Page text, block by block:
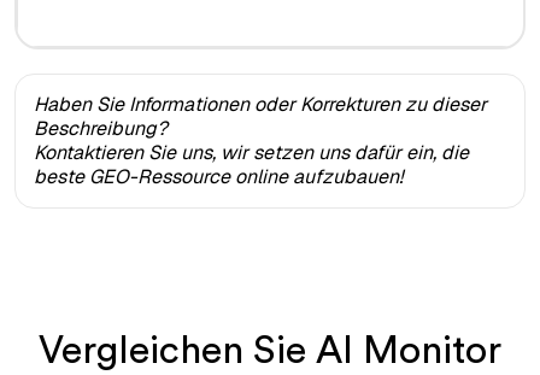
Haben Sie Informationen oder Korrekturen zu dieser
Beschreibung?
Kontaktieren Sie uns, wir setzen uns dafür ein, die
beste GEO-Ressource online aufzubauen!
Vergleichen Sie AI Monitor